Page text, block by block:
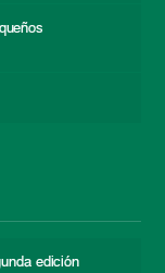
edición